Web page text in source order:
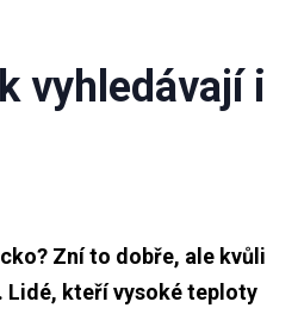
vyhledávají i
Zní to dobře, ale kvůli
Lidé, kteří vysoké teploty